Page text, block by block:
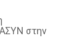
στην